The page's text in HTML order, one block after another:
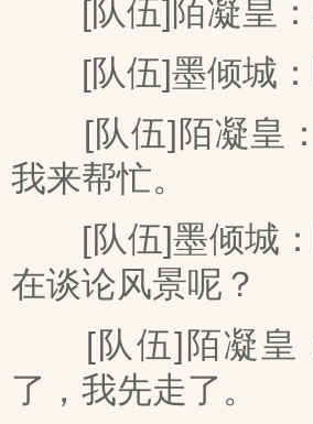
[队伍]陌凝皇：
[队伍]墨倾城：
[队伍]陌凝皇：
我来帮忙。
[队伍]墨倾城：
在谈论风景呢？
[队伍]陌凝皇：
了，我先走了。